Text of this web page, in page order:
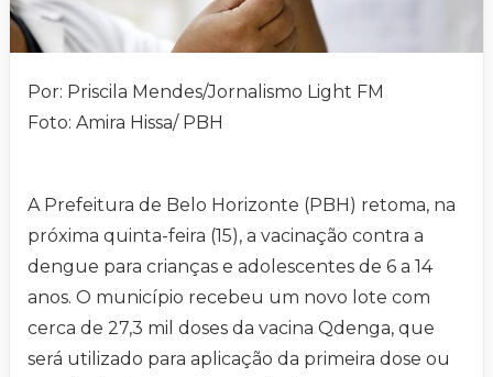
Por: Priscila Mendes/Jornalismo Light FM
Foto: Amira Hissa/ PBH
A Prefeitura de Belo Horizonte (PBH) retoma, na
próxima quinta-feira (15), a vacinação contra a
dengue para crianças e adolescentes de 6 a 14
anos. O município recebeu um novo lote com
cerca de 27,3 mil doses da vacina Qdenga, que
será utilizado para aplicação da primeira dose ou